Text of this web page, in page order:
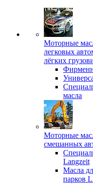
Моторные
легковых
лёгких
масла
Моторные
смешанных
Langzeit
Масла
парков